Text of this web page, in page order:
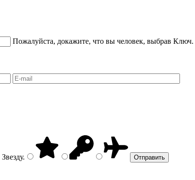
Пожалуйста, докажите, что вы человек, выбрав Ключ.
Звезду.